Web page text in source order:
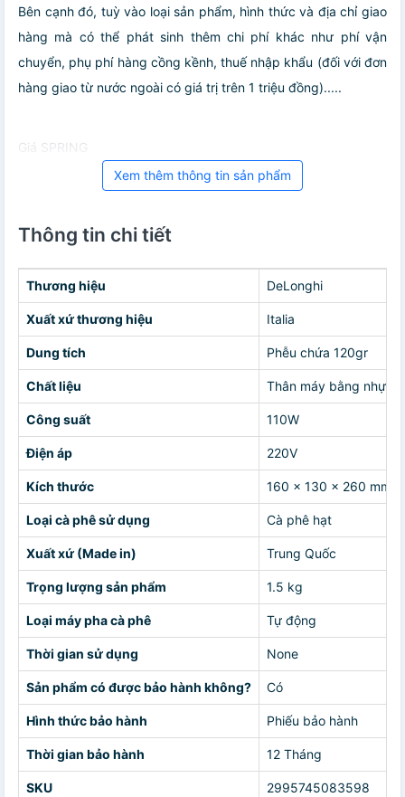
Bên cạnh đó, tuỳ vào loại sản phẩm, hình thức và địa chỉ giao
hàng mà có thể phát sinh thêm chi phí khác như phí vận
chuyển, phụ phí hàng cồng kềnh, thuế nhập khẩu (đối với đơn
hàng giao từ nước ngoài có giá trị trên 1 triệu đồng).....
Giá SPRING
Xem thêm thông tin sản phẩm
Thông tin chi tiết
Thương hiệu DeLonghi
Xuất xứ thương hiệu Italia
Dung tích Phễu chứa 120gr
Chất liệu Thân máy bằng nhựa
Công suất 110W
Điện áp 220V
Kích thước 160 x 130 x 260 mm
Loại cà phê sử dụng Cà phê hạt
Xuất xứ (Made in) Trung Quốc
Trọng lượng sản phẩm 1.5 kg
Loại máy pha cà phê Tự động
Thời gian sử dụng None
Sản phẩm có được bảo hành không? Có
Hình thức bảo hành Phiếu bảo hành
Thời gian bảo hành 12 Tháng
SKU 2995745083598